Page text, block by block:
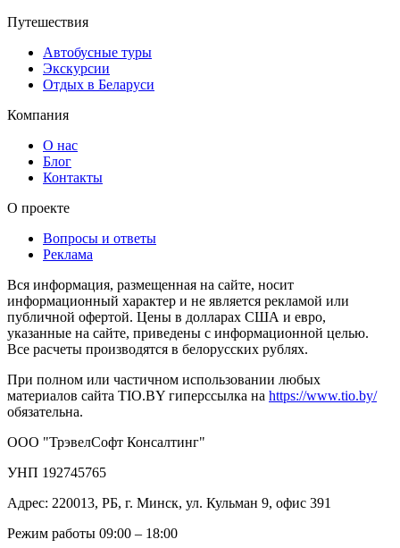
Путешествия
Автобусные туры
Экскурсии
Отдых в Беларуси
Компания
О нас
Блог
Контакты
О проекте
Вопросы и ответы
Реклама
Вся информация, размещенная на сайте, носит
информационный характер и не является рекламой или
публичной офертой. Цены в долларах США и евро,
указанные на сайте, приведены с информационной целью.
Все расчеты производятся в белорусских рублях.
При полном или частичном использовании любых
материалов сайта TIO.BY гиперссылка на https://www.tio.by/
обязательна.
ООО "ТрэвелСофт Консалтинг"
УНП 192745765
Адрес: 220013, РБ, г. Минск, ул. Кульман 9, офис 391
Режим работы 09:00 – 18:00